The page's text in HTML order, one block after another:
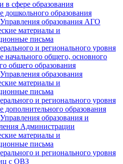
сфере образования
дошкольного образования
образования АГО
материалы и
письма
и регионального уровня
начального общего, основного
общего образования
образования
материалы и
письма
и регионального уровня
дополнительного образования
образования и
Администрации
материалы и
письма
и регионального уровня
с ОВЗ